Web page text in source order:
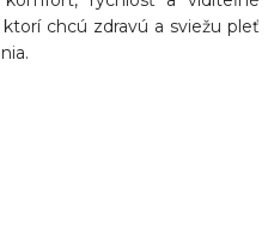
chcú zdravú a sviežu pleť